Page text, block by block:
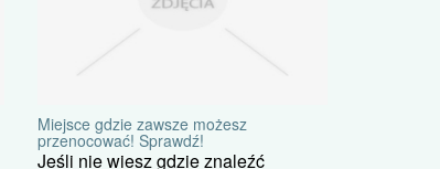
Miejsce gdzie zawsze możesz
przenocować! Sprawdź!
Jeśli nie wiesz gdzie znaleźć